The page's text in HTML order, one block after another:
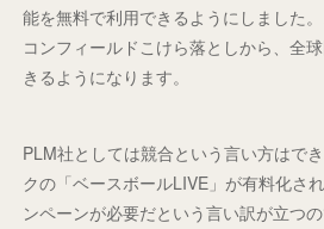
能を無料で利用できるようにしました
コンフィールドこけら落としから、全
きるようになります。
PLM社としては競合という言い方はで
クの「ベースボールLIVE」が有料化さ
ンペーンが必要だという言い訳が立つ